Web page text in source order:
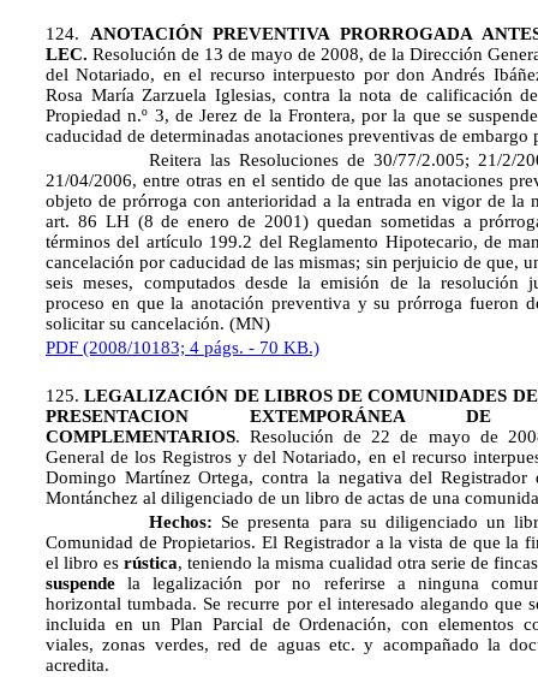
124. ANOTACIÓN PREVENTIVA PRORROGADA
LEC. Resolución de 13 de mayo de 2008, de la Dirección
del Notariado, en el recurso interpuesto por don Andrés
Rosa María Zarzuela Iglesias, contra la nota de calificación
Propiedad n.º 3, de Jerez de la Frontera, por la que se
caducidad de determinadas anotaciones preventivas de embargo
Reitera las Resoluciones de 30/77/2.005; 21/2/
21/04/2006, entre otras en el sentido de que las anotaciones
objeto de prórroga con anterioridad a la entrada en vigor de la
art. 86 LH (8 de enero de 2001) quedan sometidas a
términos del artículo 199.2 del Reglamento Hipotecario, de
cancelación por caducidad de las mismas; sin perjuicio de que,
seis meses, computados desde la emisión de la resolución
proceso en que la anotación preventiva y su prórroga fueron
solicitar su cancelación. (MN)
PDF (2008/10183; 4 págs. - 70 KB.)
125.LEGALIZACIÓN DE LIBROS DE COMUNIDADES
PRESENTACION EXTEMPORÁNEA DE
COMPLEMENTARIOS. Resolución de 22 de mayo de
General de los Registros y del Notariado, en el recurso
Domingo Martínez Ortega, contra la negativa del Registrador
Montánchez al diligenciado de un libro de actas de una
Hechos: Se presenta para su diligenciado un
Comunidad de Propietarios. El Registrador a la vista de que la
el libro es rústica, teniendo la misma cualidad otra serie de
suspende la legalización por no referirse a ninguna
horizontal tumbada. Se recurre por el interesado alegando que
incluida en un Plan Parcial de Ordenación, con elementos
viales, zonas verdes, red de aguas etc. y acompañado la
acredita.